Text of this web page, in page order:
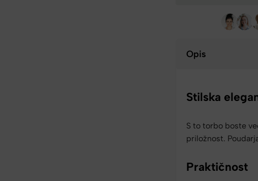
Opis
Stilska
S to torbo boste
priložnost.
Praktičnost